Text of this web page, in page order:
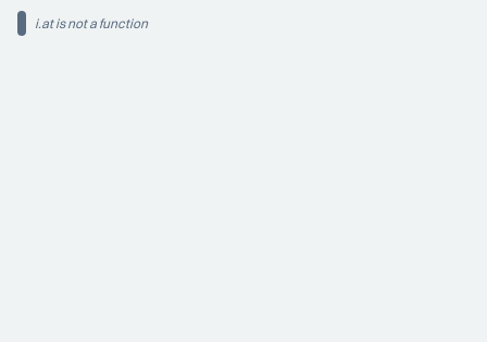
i.at is not a function